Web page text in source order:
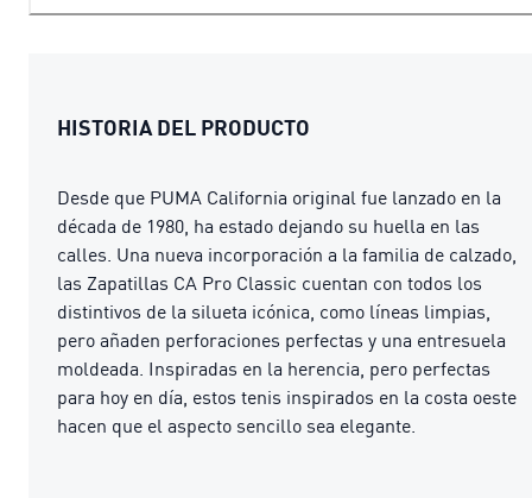
HISTORIA DEL PRODUCTO
Desde que PUMA California original fue lanzado en la
década de 1980, ha estado dejando su huella en las
calles. Una nueva incorporación a la familia de calzado,
las Zapatillas CA Pro Classic cuentan con todos los
distintivos de la silueta icónica, como líneas limpias,
pero añaden perforaciones perfectas y una entresuela
moldeada. Inspiradas en la herencia, pero perfectas
para hoy en día, estos tenis inspirados en la costa oeste
hacen que el aspecto sencillo sea elegante.